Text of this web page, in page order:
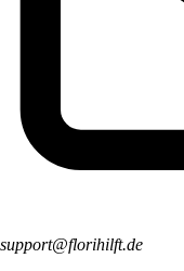
support@florihilft.de